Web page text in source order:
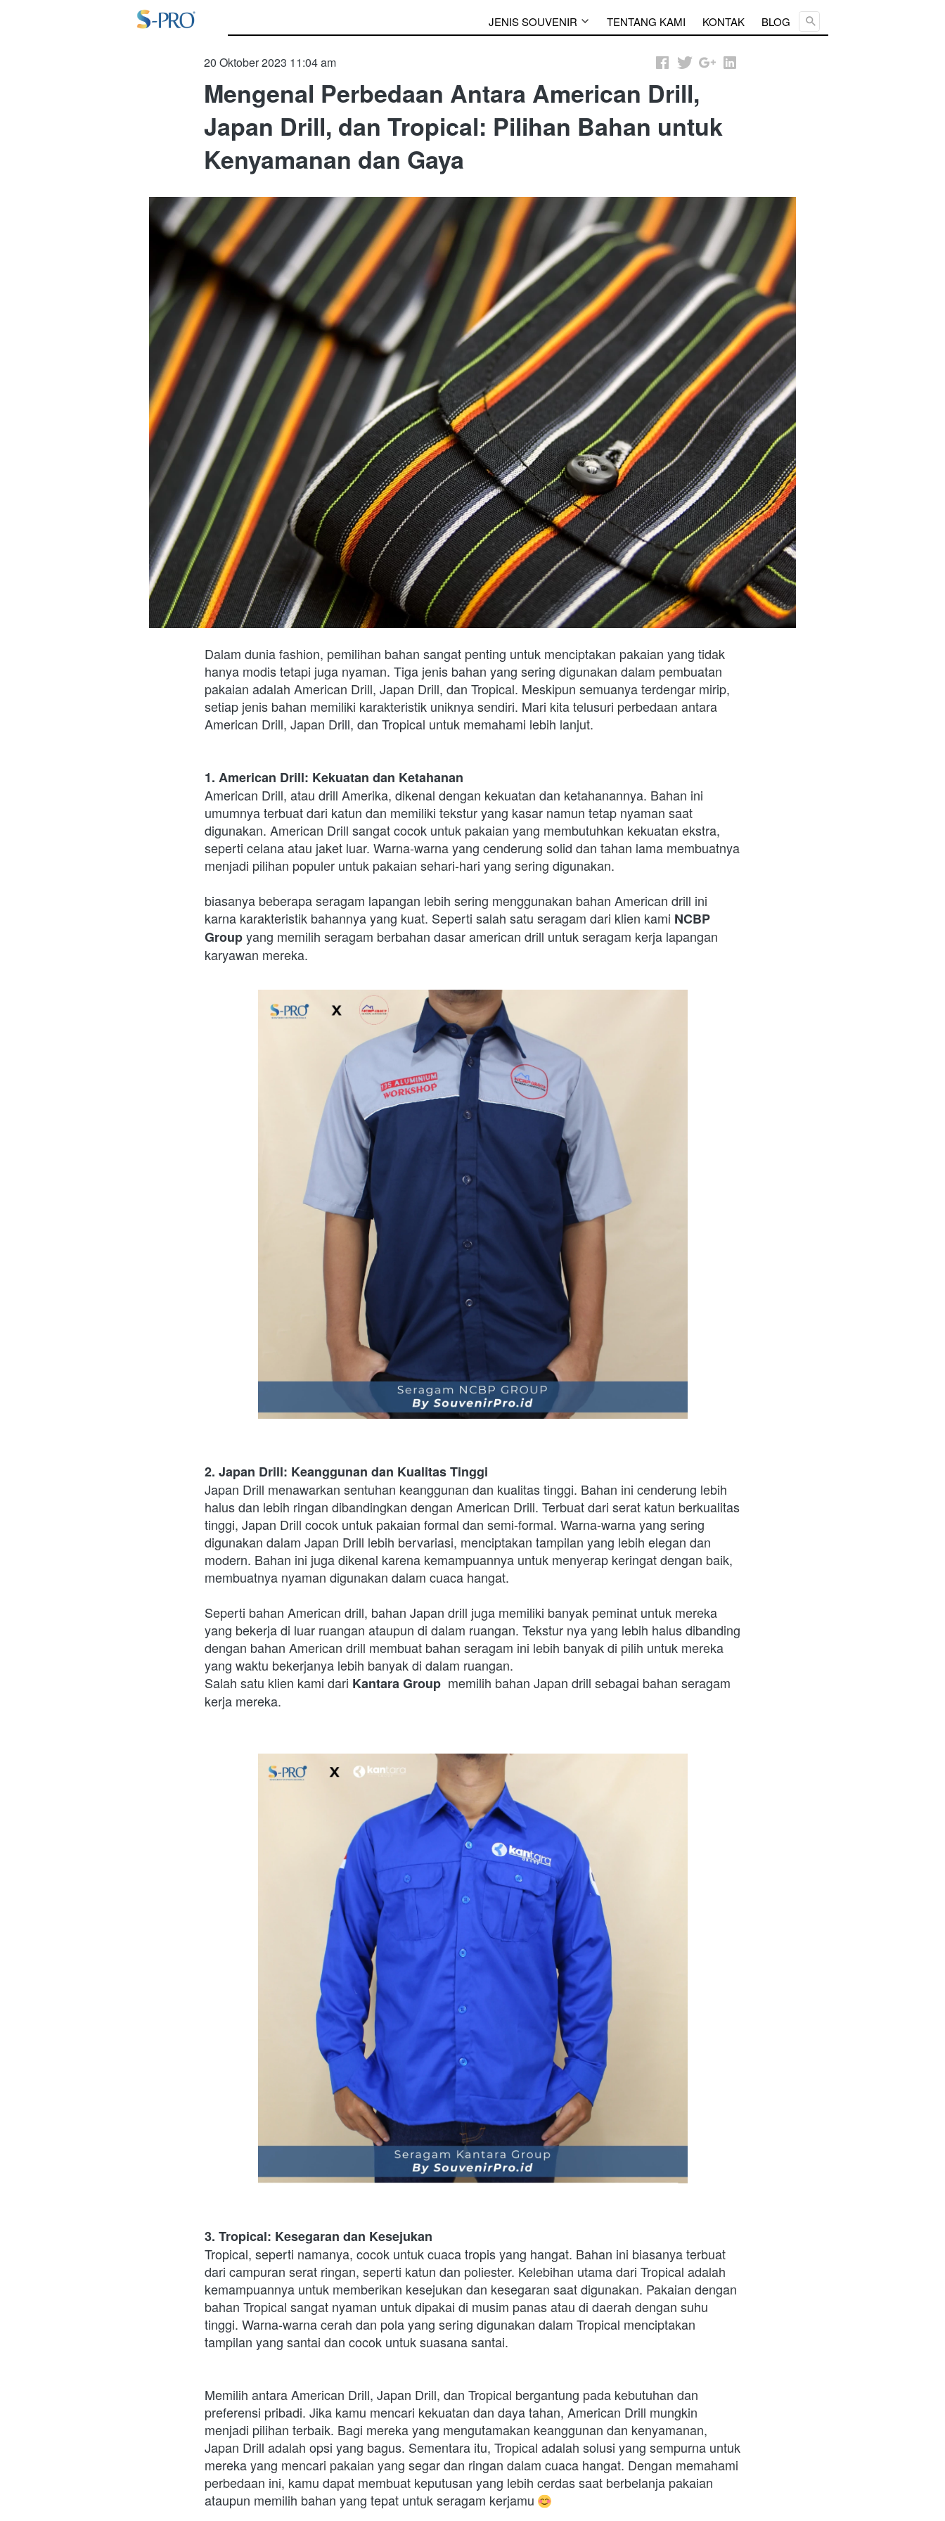
JENIS SOUVENIR TENTANG KAMI KONTAK BLOG
20 Oktober 2023 11:04 am
Mengenal Perbedaan Antara American Drill,
Japan Drill, dan Tropical: Pilihan Bahan untuk
Kenyamanan dan Gaya
Dalam dunia fashion, pemilihan bahan sangat penting untuk menciptakan pakaian yang tidak
hanya modis tetapi juga nyaman. Tiga jenis bahan yang sering digunakan dalam pembuatan
pakaian adalah American Drill, Japan Drill, dan Tropical. Meskipun semuanya terdengar mirip,
setiap jenis bahan memiliki karakteristik uniknya sendiri. Mari kita telusuri perbedaan antara
American Drill, Japan Drill, dan Tropical untuk memahami lebih lanjut.
1. American Drill: Kekuatan dan Ketahanan
American Drill, atau drill Amerika, dikenal dengan kekuatan dan ketahanannya. Bahan ini
umumnya terbuat dari katun dan memiliki tekstur yang kasar namun tetap nyaman saat
digunakan. American Drill sangat cocok untuk pakaian yang membutuhkan kekuatan ekstra,
seperti celana atau jaket luar. Warna-warna yang cenderung solid dan tahan lama membuatnya
menjadi pilihan populer untuk pakaian sehari-hari yang sering digunakan.
biasanya beberapa seragam lapangan lebih sering menggunakan bahan American drill ini
karna karakteristik bahannya yang kuat. Seperti salah satu seragam dari klien kami NCBP
Group yang memilih seragam berbahan dasar american drill untuk seragam kerja lapangan
karyawan mereka.
2. Japan Drill: Keanggunan dan Kualitas Tinggi
Japan Drill menawarkan sentuhan keanggunan dan kualitas tinggi. Bahan ini cenderung lebih
halus dan lebih ringan dibandingkan dengan American Drill. Terbuat dari serat katun berkualitas
tinggi, Japan Drill cocok untuk pakaian formal dan semi-formal. Warna-warna yang sering
digunakan dalam Japan Drill lebih bervariasi, menciptakan tampilan yang lebih elegan dan
modern. Bahan ini juga dikenal karena kemampuannya untuk menyerap keringat dengan baik,
membuatnya nyaman digunakan dalam cuaca hangat.
Seperti bahan American drill, bahan Japan drill juga memiliki banyak peminat untuk mereka
yang bekerja di luar ruangan ataupun di dalam ruangan. Tekstur nya yang lebih halus dibanding
dengan bahan American drill membuat bahan seragam ini lebih banyak di pilih untuk mereka
yang waktu bekerjanya lebih banyak di dalam ruangan.
Salah satu klien kami dari Kantara Group memilih bahan Japan drill sebagai bahan seragam
kerja mereka.
3. Tropical: Kesegaran dan Kesejukan
Tropical, seperti namanya, cocok untuk cuaca tropis yang hangat. Bahan ini biasanya terbuat
dari campuran serat ringan, seperti katun dan poliester. Kelebihan utama dari Tropical adalah
kemampuannya untuk memberikan kesejukan dan kesegaran saat digunakan. Pakaian dengan
bahan Tropical sangat nyaman untuk dipakai di musim panas atau di daerah dengan suhu
tinggi. Warna-warna cerah dan pola yang sering digunakan dalam Tropical menciptakan
tampilan yang santai dan cocok untuk suasana santai.
Memilih antara American Drill, Japan Drill, dan Tropical bergantung pada kebutuhan dan
preferensi pribadi. Jika kamu mencari kekuatan dan daya tahan, American Drill mungkin
menjadi pilihan terbaik. Bagi mereka yang mengutamakan keanggunan dan kenyamanan,
Japan Drill adalah opsi yang bagus. Sementara itu, Tropical adalah solusi yang sempurna untuk
mereka yang mencari pakaian yang segar dan ringan dalam cuaca hangat. Dengan memahami
perbedaan ini, kamu dapat membuat keputusan yang lebih cerdas saat berbelanja pakaian
ataupun memilih bahan yang tepat untuk seragam kerjamu